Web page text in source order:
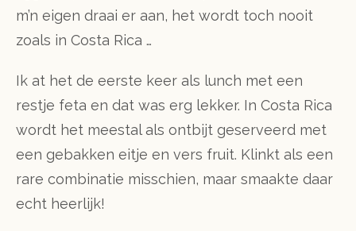
m’n eigen draai er aan, het wordt toch nooit
zoals in Costa Rica …
Ik at het de eerste keer als lunch met een
restje feta en dat was erg lekker. In Costa Rica
wordt het meestal als ontbijt geserveerd met
een gebakken eitje en vers fruit. Klinkt als een
rare combinatie misschien, maar smaakte daar
echt heerlijk!